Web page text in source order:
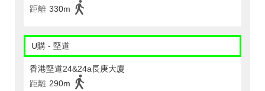
距離 330m
U購 - 堅道
香港堅道24&24a長庚大廈
距離 290m